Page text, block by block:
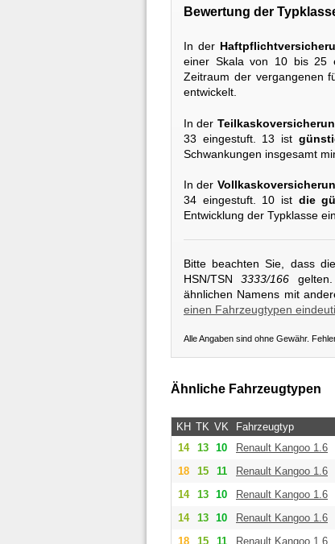
Bewertung der
In der
einer Skala von 10 bis 25
Zeitraum der vergangenen
entwickelt.
In der
33 eingestuft. 13 ist
Schwankungen insgesamt
In der
34 eingestuft. 10 ist die
Entwicklung der Typklasse
Bitte beachten Sie, dass
HSN/TSN3333/166
ähnlichen Namens mit
einen Fahrzeugtypen
Alle Angaben sind ohne Gewähr.
Ähnliche Fahrzeugtypen
KH TK VK Fahrzeugtyp
14
13 10 Renault Kangoo 1.6
18
15 11 Renault Kangoo 1.6
14
13 10 Renault Kangoo 1.6
14
13 10 Renault Kangoo 1.6
18
15 11 Renault Kangoo 1.6